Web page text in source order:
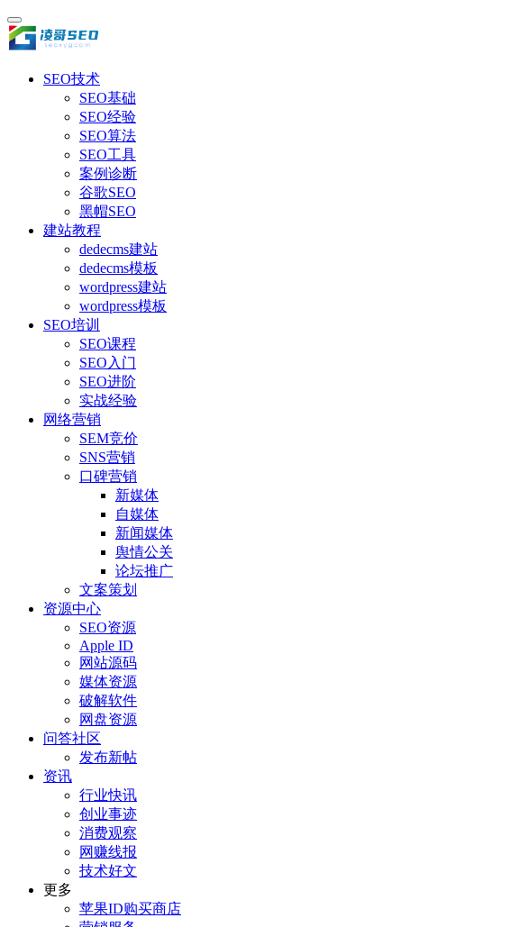
SEO技术
SEO基础
SEO经验
SEO算法
SEO工具
案例诊断
谷歌SEO
黑帽SEO
建站教程
dedecms建站
dedecms模板
wordpress建站
wordpress模板
SEO培训
SEO课程
SEO入门
SEO进阶
实战经验
网络营销
SEM竞价
SNS营销
口碑营销
新媒体
自媒体
新闻媒体
舆情公关
论坛推广
文案策划
资源中心
SEO资源
Apple ID
网站源码
媒体资源
破解软件
网盘资源
问答社区
发布新帖
资讯
行业快讯
创业事迹
消费观察
网赚线报
技术好文
更多
苹果ID购买商店